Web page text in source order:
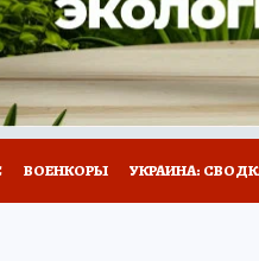
НОВОЕ НА САЙТЕ
ВОЕНКОРЫ УКРАИНА: